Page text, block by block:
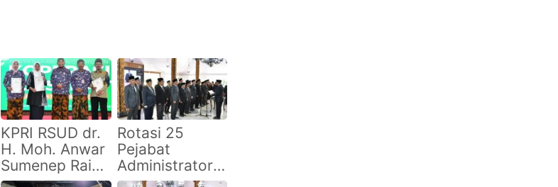
KPRI RSUD dr.
H. Moh. Anwar
Sumenep Raih
Predikat
Rotasi 25
Pejabat
Administrator,
Bupati Fauzi